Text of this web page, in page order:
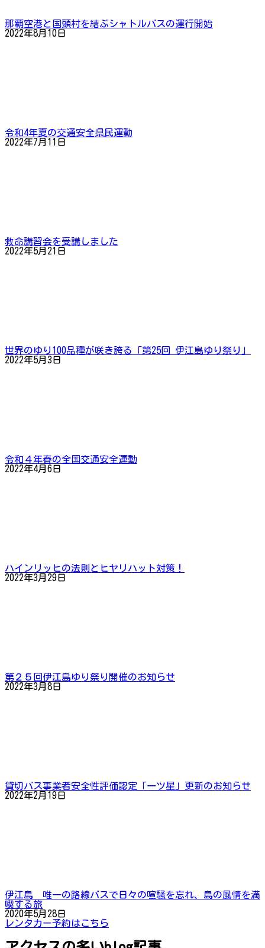
那覇空港と国頭村を結ぶシャトルバスの運行開始
2022年8月10日
令和4年夏の交通安全県民運動
2022年7月11日
救命講習会を受講しました
2022年5月21日
世界のゆり100品種が咲き誇る「第25回 伊江島ゆり祭り」
2022年5月3日
令和４年春の全国交通安全運動
2022年4月6日
ハインリッヒの法則とヒヤリハット対策！
2022年3月29日
第２５回伊江島ゆり祭り開催のお知らせ
2022年3月8日
貸切バス事業者安全性評価認定「一ツ星」更新のお知らせ
2022年2月19日
伊江島 唯一の路線バスで日々の喧騒を忘れ、島の風情を満
喫する旅
2020年5月28日
レンタカー予約はこちら